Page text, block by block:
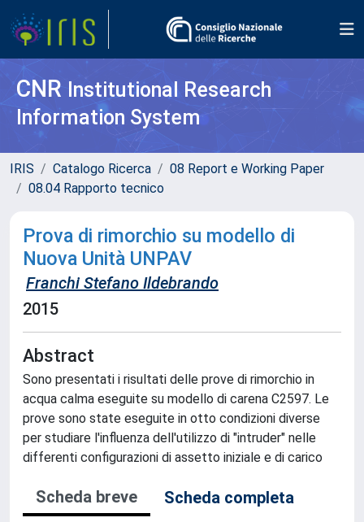
CNR Institutional Research
Information System
IRIS Catalogo Ricerca
08 Report e Working Paper
08.04 Rapporto tecnico
Prova di rimorchio su modello di
Nuova Unità UNPAV
Franchi Stefano Ildebrando
2015
Abstract
Sono presentati i risultati delle prove di rimorchio in
acqua calma eseguite su modello di carena C2597. Le
prove sono state eseguite in otto condizioni diverse
per studiare l'influenza dell'utilizzo di "intruder" nelle
differenti configurazioni di assetto iniziale e di carico
Scheda breve
Scheda completa